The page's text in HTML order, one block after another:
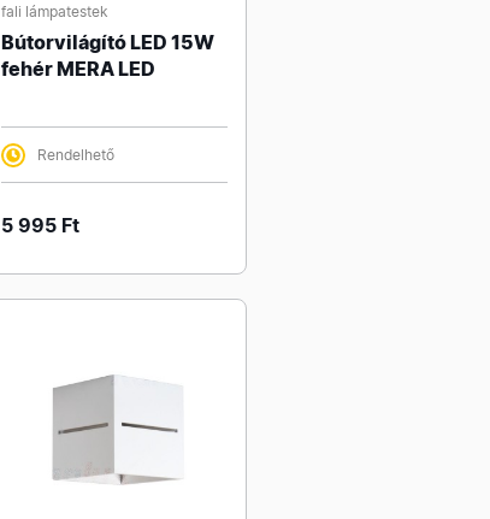
fali lámpatestek
Bútorvilágító LED 15W
fehér MERA LED
Rendelhető
5 995 Ft